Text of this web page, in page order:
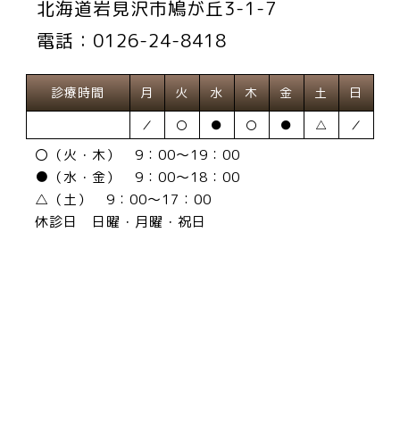
北海道岩見沢市鳩が丘3-1-7
電話：0126-24-8418
診療時間 月 火 水 木 金 土 日
／ 〇 ● 〇 ● △ ／
〇（火・木） 9：00～19：00
●（水・金） 9：00～18：00
△（土） 9：00～17：00
休診日 日曜・月曜・祝日